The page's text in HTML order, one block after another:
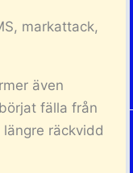
markattack,
även
fälla från
räckvidd